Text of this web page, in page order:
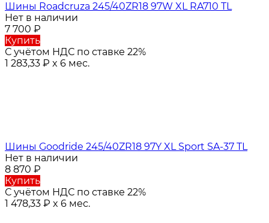
Шины Roadcruza 245/40ZR18 97W XL RA710 TL
Нет в наличии
7 700 ₽
Купить
С учётом НДС по ставке 22%
1 283,33 ₽ x 6 мес.
Шины Goodride 245/40ZR18 97Y XL Sport SA-37 TL
Нет в наличии
8 870 ₽
Купить
С учётом НДС по ставке 22%
1 478,33 ₽ x 6 мес.